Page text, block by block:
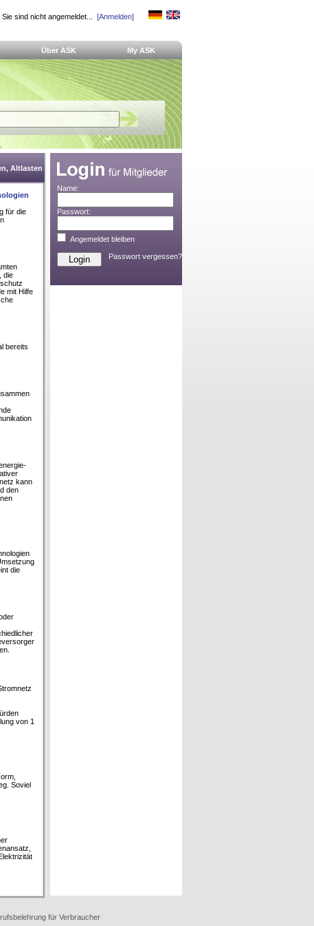
Sie sind nicht angemeldet... [Anmelden]
Über ASK My ASK
Altlasten
für die
die
mit Hilfe
bereits
kann
den
die
von 1
Soviel
Name:
Passwort:
Angemeldet bleiben
Passwort vergessen?
für Verbraucher